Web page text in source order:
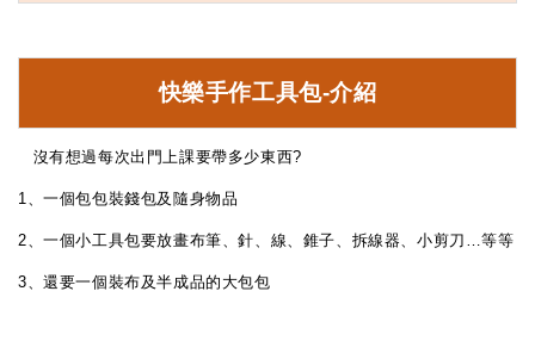
快樂手作工具包-介紹
沒有想過每次出門上課要帶多少東西?
1 、一個包包裝錢包及隨身物品
2 、一個小工具包要放畫布筆、針、線、錐子、拆線器、小剪刀…等等
3 、還要一個裝布及半成品的大包包